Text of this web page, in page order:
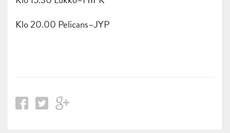
Klo 20.00 Pelicans–JYP